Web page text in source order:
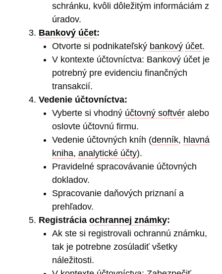
schránku, kvôli dôležitým informáciám z
úradov.
Bankový účet:
Otvorte si podnikateľský bankový účet.
V kontexte účtovníctva: Bankový účet je
potrebný pre evidenciu finančných
transakcií.
Vedenie účtovníctva:
Vyberte si vhodný účtovný softvér alebo
oslovte účtovnú firmu.
Vedenie účtovných kníh (denník, hlavná
kniha, analytické účty).
Pravidelné spracovávanie účtovných
dokladov.
Spracovanie daňových priznaní a
prehľadov.
Registrácia ochrannej známky:
Ak ste si registrovali ochrannú známku,
tak je potrebne zosúladiť všetky
náležitosti.